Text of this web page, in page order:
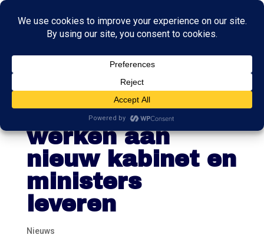
PVV, VVD, NSC
en BBB willen
werken aan
nieuw kabinet en
ministers
leveren
Nieuws